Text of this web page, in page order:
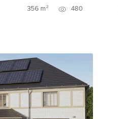
356 m² 480